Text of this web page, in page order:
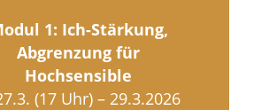
1: Ich-Stärkung,
Abgrenzung für
Hochsensible
(17 Uhr) – 29.3.2026